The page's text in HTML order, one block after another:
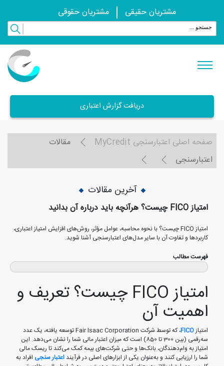
مشتریان حقیقی مشتریان حقوقی
دریافت گزارش اعتباری
صفحه اصلی اعتبارسنجی MyCredit
مقالات
اعتبارسنجی
آخرین مقالات
امتیاز FICO چیست؟ هرآنچه باید درباره آن بدانید
امتیاز FICO چیست؟ با نحوه محاسبه، عوامل مؤثر، روش‌های افزایش امتیاز اعتباری،
کاربردها و تفاوت آن با سایر مدل‌های اعتبارسنجی آشنا شوید.
فهرست مطالب
امتیاز FICO چیست؟ تعریف و
اهمیت آن
امتیازFICO
، که توسط شرکت Fair Isaac Corporation توسعه یافته، یک عدد
سه‌رقمی (بین 300 تا 850) است که میزان اعتبار مالی شما را نشان می‌دهد. این
امتیاز به وام‌دهندگان، بانک‌ها و حتی شرکت‌های بیمه کمک می‌کند تا ریسک مالی
شما را ارزیابی کنند و به‌عنوان یکی از ابزارهای اصلی در فرآیند اعتبار سنجی افراد به